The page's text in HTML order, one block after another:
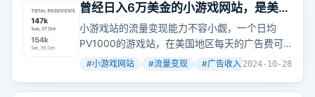
曾经日入6万美金的小游戏网站，是美国
一代人的回忆，2024年依然还有每月
1490万的访问量
小游戏站的流量变现能力不容小觑，一个日均
PV1000的游戏站，在美国地区每天的广告费可
达10美元。想象一下，如果流量达到150K PV，
来源不同而有所差异，平均下来每天也有750美
#小游戏网站 #流量变现 #广告收入 +2
2024-10-28